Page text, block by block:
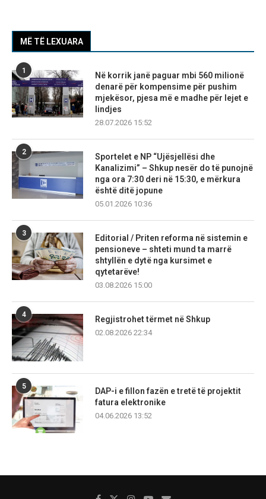
MË TË LEXUARA
1
Në korrik janë paguar mbi 560 milionë
denarë për kompensime për pushim
mjekësor, pjesa më e madhe për lejet e
lindjes
28.07.2026 15:52
2
Sportelet e NP “Ujësjellësi dhe
Kanalizimi” – Shkup nesër do të punojnë
nga ora 7:30 deri në 15:30, e mërkura
është ditë jopune
05.01.2026 10:36
3
Editorial / Priten reforma në sistemin e
pensioneve – shteti mund ta marrë
shtyllën e dytë nga kursimet e
qytetarëve!
03.08.2026 15:00
4
Regjistrohet tërmet në Shkup
02.08.2026 22:34
5
DAP-i e fillon fazën e tretë të projektit
fatura elektronike
04.06.2026 13:52